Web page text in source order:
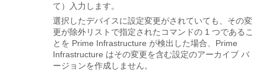
て）入力します。
選択したデバイスに設定変更がされていても、その変
更が除外リストで指定されたコマンドの 1 つであるこ
とを Prime Infrastructure が検出した場合、Prime
Infrastructure はその変更を含む設定のアーカイブ バ
ージョンを作成しません。